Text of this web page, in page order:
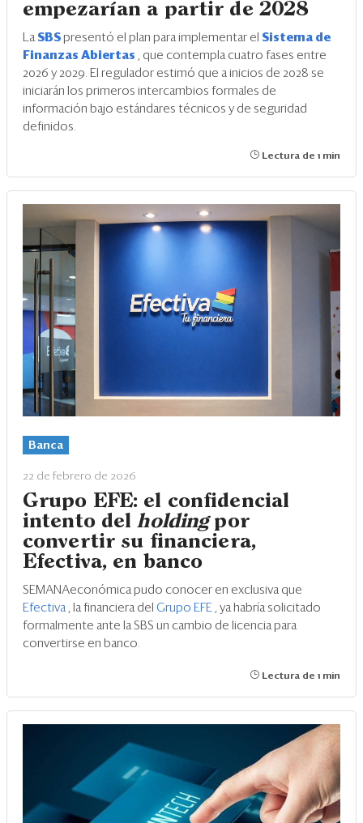
empezarían a partir de 2028
La SBS presentó el plan para implementar el Sistema de
Finanzas Abiertas , que contempla cuatro fases entre
2026 y 2029. El regulador estimó que a inicios de 2028 se
iniciarán los primeros intercambios formales de
información bajo estándares técnicos y de seguridad
definidos.
Lectura de 1 min
Banca
22 de febrero de 2026
Grupo EFE: el confidencial
intento del holdingpor
convertir su financiera,
Efectiva, en banco
SEMANAeconómica pudo conocer en exclusiva que
Efectiva
, la financiera del Grupo EFE
, ya habría solicitado
formalmente ante la SBS un cambio de licencia para
convertirse en banco.
Lectura de 1 min